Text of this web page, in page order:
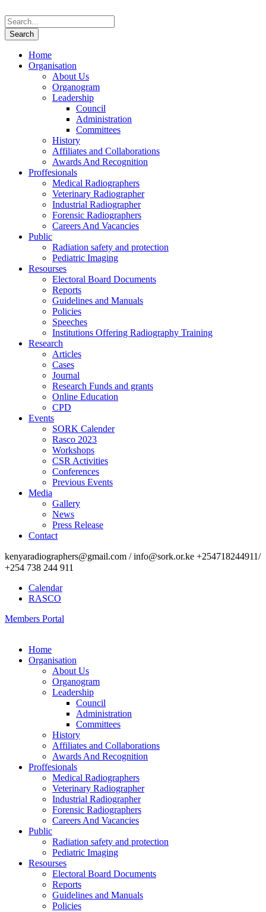
Home
Organisation
About Us
Organogram
Leadership
Council
Administration
Committees
History
Affiliates and Collaborations
Awards And Recognition
Proffesionals
Medical Radiographers
Veterinary Radiographer
Industrial Radiographer
Forensic Radiographers
Careers And Vacancies
Public
Radiation safety and protection
Pediatric Imaging
Resourses
Electoral Board Documents
Reports
Guidelines and Manuals
Policies
Speeches
Institutions Offering Radiography Training
Research
Articles
Cases
Journal
Research Funds and grants
Online Education
CPD
Events
SORK Calender
Rasco 2023
Workshops
CSR Activities
Conferences
Previous Events
Media
Gallery
News
Press Release
Contact
kenyaradiographers@gmail.com / info@sork.or.ke +254718244911/
+254 738 244 911
Calendar
RASCO
Members Portal
Home
Organisation
About Us
Organogram
Leadership
Council
Administration
Committees
History
Affiliates and Collaborations
Awards And Recognition
Proffesionals
Medical Radiographers
Veterinary Radiographer
Industrial Radiographer
Forensic Radiographers
Careers And Vacancies
Public
Radiation safety and protection
Pediatric Imaging
Resourses
Electoral Board Documents
Reports
Guidelines and Manuals
Policies